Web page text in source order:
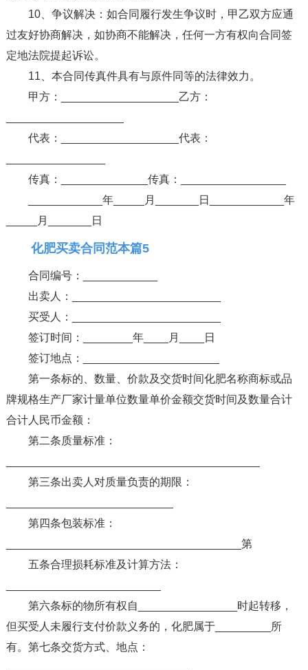
10、争议解决：如合同履行发生争议时，甲乙双方应通
过友好协商解决，如协商不能解决，任何一方有权向合同签
定地法院提起诉讼。
11、本合同传真件具有与原件同等的法律效力。
甲方：___________________乙方：
代表：___________________代表：
传真：______________传真：_________________
____________年_____月_______日____________年
_____月_______日
化肥买卖合同范本篇5
合同编号：____________
出卖人：________________________
买受人：________________________
签订时间：________年____月____日
签订地点：______________________
第一条标的、数量、价款及交货时间化肥名称商标或品
牌规格生产厂家计量单位数量单价金额交货时间及数量合计
合计人民币金额：
第二条质量标准：
第三条出卖人对质量负责的期限：
第四条包装标准：
______________________________________第
五条合理损耗标准及计算方法：
第六条标的物所有权自________________时起转移，
但买受人未履行支付价款义务的，化肥属于_________所
有。第七条交货方式、地点：